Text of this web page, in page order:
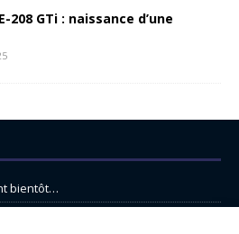
208 GTi : naissance d’une
bientôt…